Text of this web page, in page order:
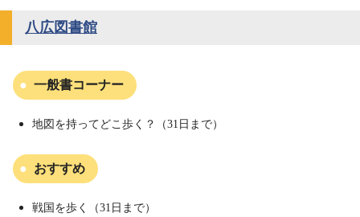
八広図書館
一般書コーナー
地図を持ってどこ歩く？（31日まで）
おすすめ
戦国を歩く（31日まで）